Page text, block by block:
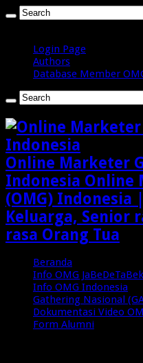
Login Page
Authors
Database Member
Online Marketer
Indonesia Online
(OMG) Indonesia
Keluarga, Senior
rasa Orang Tua
Beranda
Info OMG JaBeDeTaBek
Info OMG Indonesia
Gathering Nasional
Dokumentasi Video
Form Alumni